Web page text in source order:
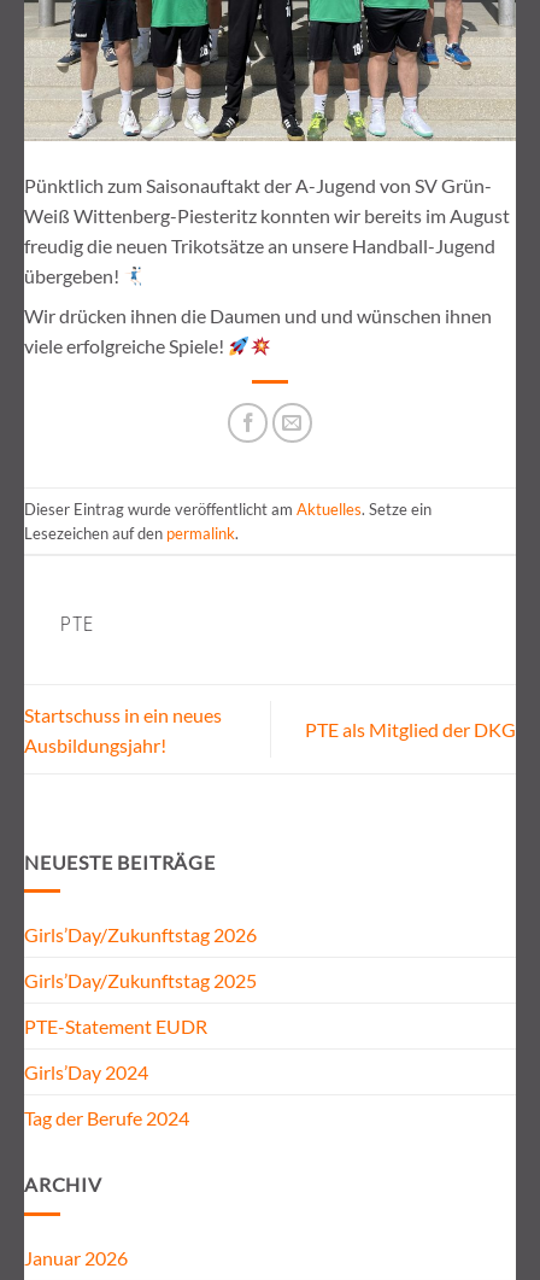
Pünktlich zum Saisonauftakt der A-Jugend von SV Grün-
Weiß Wittenberg-Piesteritz konnten wir bereits im August
freudig die neuen Trikotsätze an unsere Handball-Jugend
übergeben!
Wir drücken ihnen die Daumen und und wünschen ihnen
viele erfolgreiche Spiele!
Dieser Eintrag wurde veröffentlicht am Aktuelles. Setze ein
Lesezeichen auf den permalink.
PTE
Startschuss in ein neues
Ausbildungsjahr!
PTE als Mitglied der DKG
NEUESTE BEITRÄGE
Girls’Day/Zukunftstag 2026
Girls’Day/Zukunftstag 2025
PTE-Statement EUDR
Girls’Day 2024
Tag der Berufe 2024
ARCHIV
Januar 2026